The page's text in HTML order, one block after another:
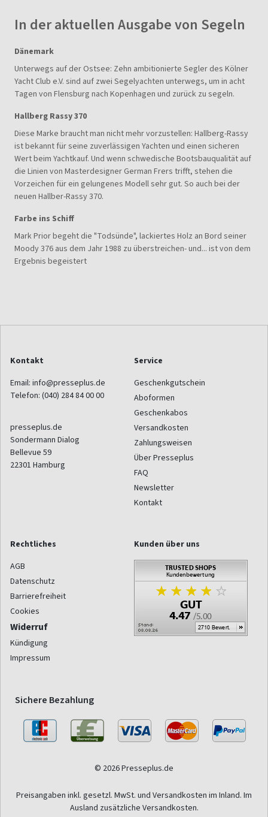
In der aktuellen Ausgabe von Segeln
Dänemark
Unterwegs auf der Ostsee: Zehn ambitionierte Segler des Kölner
Yacht Club e.V. sind auf zwei Segelyachten unterwegs, um in acht
Tagen von Flensburg nach Kopenhagen und zurück zu segeln.
Hallberg Rassy 370
Diese Marke braucht man nicht mehr vorzustellen: Hallberg-Rassy
ist bekannt für seine zuverlässigen Yachten und einen sicheren
Wert beim Yachtkauf. Und wenn schwedische Bootsbauqualität auf
die Linien von Masterdesigner German Frers trifft, stehen die
Vorzeichen für ein gelungenes Modell sehr gut. So auch bei der
neuen Hallber-Rassy 370.
Farbe ins Schiff
Mark Prior begeht die "Todsünde", lackiertes Holz an Bord seiner
Moody 376 aus dem Jahr 1988 zu überstreichen- und... ist von dem
Ergebnis begeistert
Kontakt
Email: info@presseplus.de
Telefon: (040) 284 84 00 00
presseplus.de
Sondermann Dialog
Bellevue 59
22301 Hamburg
Service
Geschenkgutschein
Aboformen
Geschenkabos
Versandkosten
Zahlungsweisen
Über Presseplus
FAQ
Newsletter
Kontakt
Rechtliches
AGB
Datenschutz
Barrierefreiheit
Cookies
Widerruf
Kündigung
Impressum
Kunden über uns
Sichere Bezahlung
© 2026 Presseplus.de
Preisangaben inkl. gesetzl. MwSt. und Versandkosten im Inland. Im
Ausland zusätzliche Versandkosten.